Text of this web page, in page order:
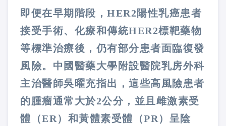
即便在早期階段，HER2陽性乳癌患者
接受手術、化療和傳統HER2標靶藥物
等標準治療後，仍有部分患者面臨復發
風險。中國醫藥大學附設醫院乳房外科
主治醫師吳曜充指出，這些高風險患者
的腫瘤通常大於2公分，並且雌激素受
體（ER）和黃體素受體（PR）呈陰